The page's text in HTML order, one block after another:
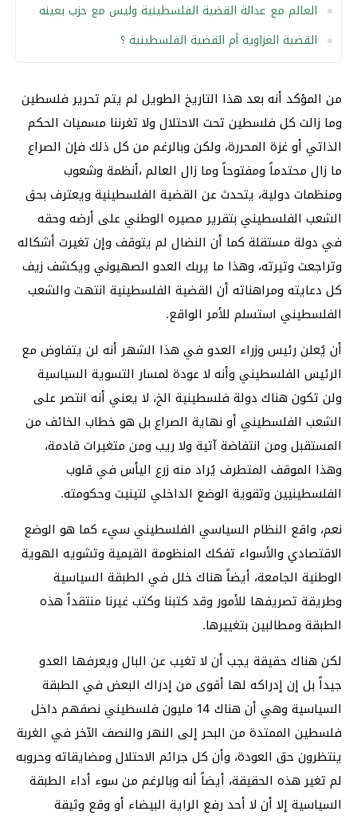
العالم مع عدالة القضية الفلسطينية وليس مع حزب بعينه
القضية الغزاوية أم القضية الفلسطينية ؟
من المؤكد أنه بعد هذا التاريخ الطويل لم يتم تحرير فلسطين
وما زالت كل فلسطين تحت الاحتلال ولا تغرننا مسميات الحكم
الذاتي أو غزة المحررة، ولكن وبالرغم من كل ذلك فإن الصراع
ما زال محتدماً ومفتوحاً وما زال العالم ،أنظمة وشعوب
ومنظمات دولية، يتحدث عن القضية الفلسطينية ويعترف بحق
الشعب الفلسطيني بتقرير مصيره الوطني على أرضه وحقه
في دولة مستقلة كما أن النضال لم يتوقف وإن تغيرت أشكاله
وتراجعت وتيرته، وهذا ما يربك العدو الصهيوني ويكشف زيف
كل دعايته ومراهناته أن القضية الفلسطينية انتهت والشعب
الفلسطيني استسلم للأمر الواقع.
أن يُعلن رئيس وزراء العدو في هذا الشهر أنه لن يتفاوض مع
الرئيس الفلسطيني وأنه لا عودة لمسار التسوية السياسية
ولن تكون هناك دولة فلسطينية الخ، لا يعني أنه انتصر على
الشعب الفلسطيني أو نهاية الصراع بل هو خطاب الخائف من
المستقبل ومن انتفاضة آتية ولا ريب ومن متغيرات قادمة،
وهذا الموقف المتطرف يُراد منه زرع اليأس في قلوب
الفلسطينيين وتقوية الوضع الداخلي لتينيت وحكومته.
نعم، واقع النظام السياسي الفلسطيني سيء كما هو الوضع
الاقتصادي والأسواء تفكك المنظومة القيمية وتشويه الهوية
الوطنية الجامعة، أيضاً هناك خلل في الطبقة السياسية
وطريقة تصريفها للأمور وقد كتبنا وكتب غيرنا منتقداً هذه
الطبقة ومطالبين بتغييرها.
لكن هناك حقيقة يجب أن لا تغيب عن البال ويعرفها العدو
جيداً بل إن إدراكه لها أقوى من إدراك البعض في الطبقة
السياسية وهي أن هناك 14 مليون فلسطيني نصفهم داخل
فلسطين الممتدة من البحر إلى النهر والنصف الآخر في الغربة
ينتظرون حق العودة، وأن كل جرائم الاحتلال ومضايقاته وحروبه
لم تغير هذه الحقيقة، أيضاً أنه وبالرغم من سوء أداء الطبقة
السياسية إلا أن لا أحد رفع الراية البيضاء أو وقع وثيقة